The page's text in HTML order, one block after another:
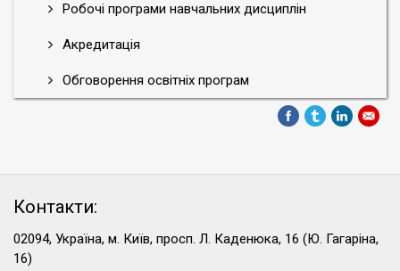
Робочі програми навчальних дисциплін
Акредитація
Обговорення освітніх програм
Контакти:
02094, Україна, м. Київ, просп. Л. Каденюка, 16 (Ю. Гагаріна,
16)